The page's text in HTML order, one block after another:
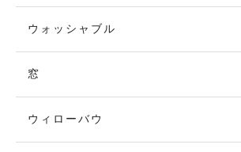
ウォッシャブル
窓
ウィローバウ